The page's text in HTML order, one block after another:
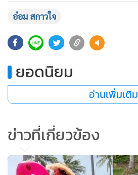
อ๋อม สกาวใจ
ยอดนิยม
อ่านเพิ่มเติม
ข่าวที่เกี่ยวข้อง